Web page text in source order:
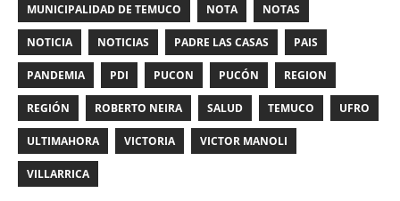
MUNICIPALIDAD DE TEMUCO NOTA NOTAS
NOTICIA NOTICIAS PADRE LAS CASAS PAIS
PANDEMIA PDI PUCON PUCÓN REGION
REGIÓN ROBERTO NEIRA SALUD TEMUCO UFRO
ULTIMAHORA VICTORIA VICTOR MANOLI
VILLARRICA